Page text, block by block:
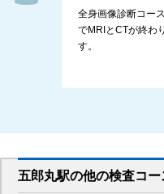
全身画像診断コー
でMRIとCTが終わ
す。
五郎丸駅の他の検査コー